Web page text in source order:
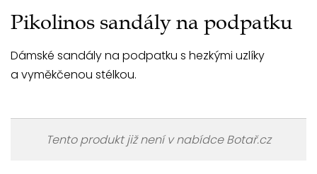
Pikolinos sandály na podpatku
Dámské sandály na podpatku s hezkými uzlíky
a vyměkčenou stélkou.
Tento produkt již není v nabídce Botař.cz